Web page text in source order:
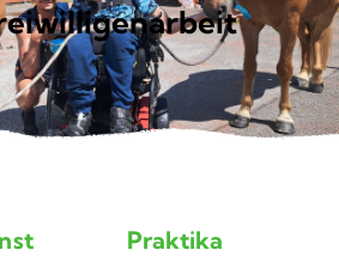
Praktika